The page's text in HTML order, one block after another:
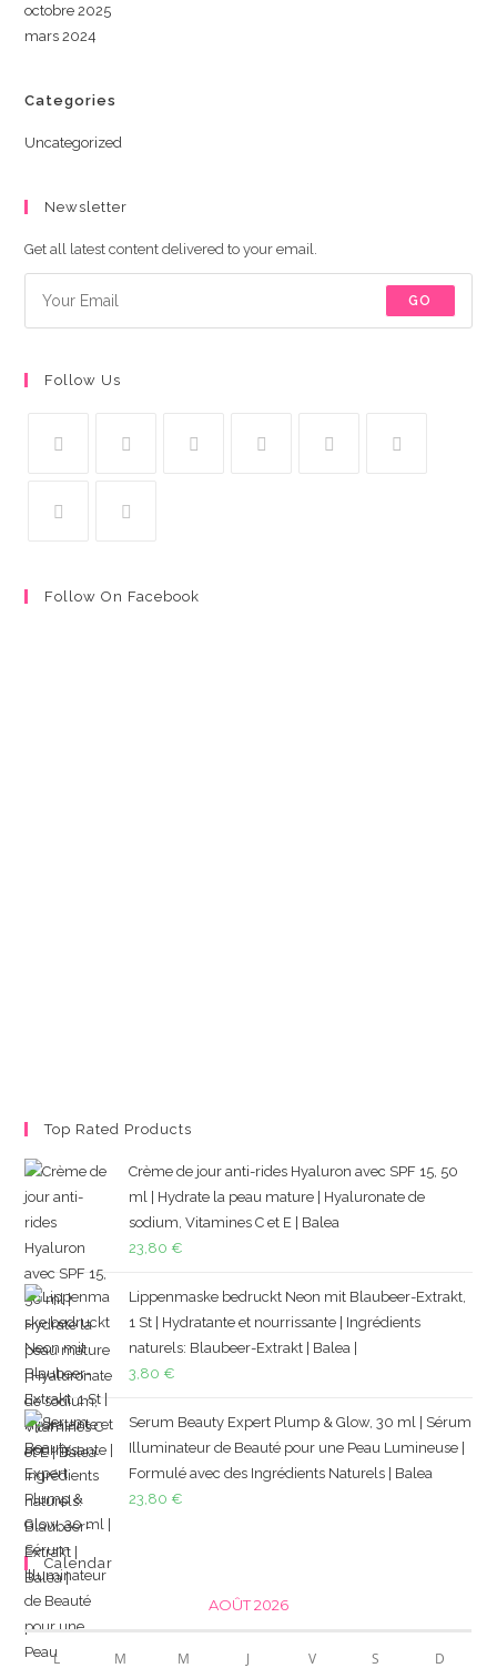
octobre 2025
mars 2024
Categories
Uncategorized
Newsletter
Get all latest content delivered to your email.
GO
Follow Us
Follow On Facebook
Top Rated Products
Crème de jour anti-rides Hyaluron avec SPF 15, 50
ml | Hydrate la peau mature | Hyaluronate de
sodium, Vitamines C et E | Balea
23,80 €
Lippenmaske bedruckt Neon mit Blaubeer-Extrakt,
1 St | Hydratante et nourrissante | Ingrédients
naturels: Blaubeer-Extrakt | Balea |
3,80 €
Serum Beauty Expert Plump & Glow, 30 ml | Sérum
Illuminateur de Beauté pour une Peau Lumineuse |
Formulé avec des Ingrédients Naturels | Balea
23,80 €
Calendar
AOÛT 2026
L M M J V S D